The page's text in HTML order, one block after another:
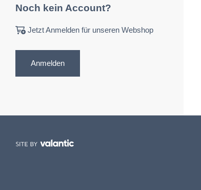
Noch kein Account?
Jetzt Anmelden für unseren Webshop
Anmelden